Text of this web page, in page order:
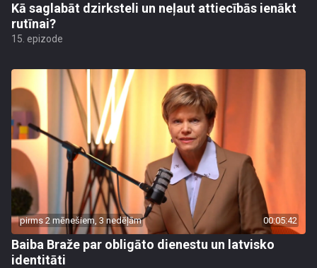
Kā saglabāt dzirksteli un neļaut attiecībās ienākt
rutīnai?
15. epizode
pirms 2 mēnešiem, 3 nedēļām 00:05:42
Baiba Braže par obligāto dienestu un latvisko
identitāti